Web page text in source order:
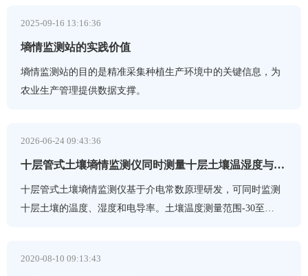
2025-09-16 13:16:36
墒情监测站的实践价值
墒情监测站的目的是精准采集种植生产环境中的关键信息，为
农业生产管理提供数据支撑。
2026-06-24 09:43:36
十层管式土壤墒情监测仪同时测量十层土壤温湿度与电导率
十层管式土壤墒情监测仪基于介电常数原理研发，可同时监测
十层土壤的温度、湿度和电导率。土壤温度测量范围-30至
一种基于介电常数原理研发的土壤参数监测设备，可针对不同
2020-08-10 09:13:43